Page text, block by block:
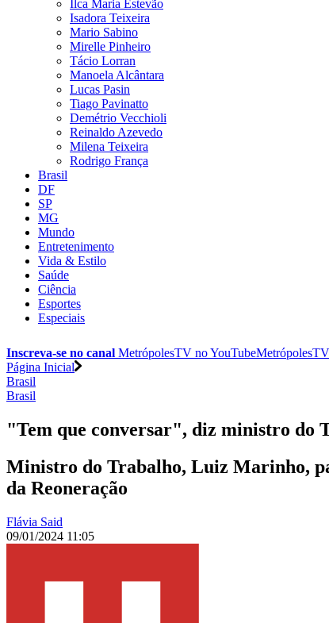
Ilca Maria Estevão
Isadora Teixeira
Mario Sabino
Mirelle Pinheiro
Tácio Lorran
Manoela Alcântara
Lucas Pasin
Tiago Pavinatto
Demétrio Vecchioli
Reinaldo Azevedo
Milena Teixeira
Rodrigo França
Brasil
DF
SP
MG
Mundo
Entretenimento
Vida & Estilo
Saúde
Ciência
Esportes
Especiais
Inscreva-se no canal MetrópolesTV noYouTubeMetrópolesTV
Página Inicial
Brasil
Brasil
"Tem que conversar", diz ministro do
Ministro do Trabalho, Luiz Marinho,
da Reoneração
Flávia Said
09/01/2024 11:05